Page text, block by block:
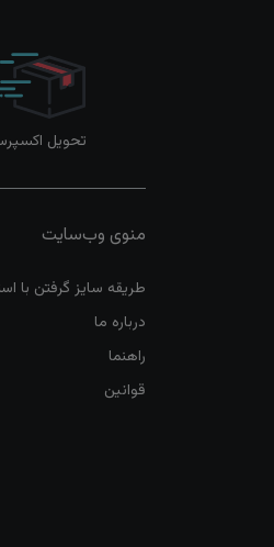
تحویل
منوی وب‌سایت
طریقه سایز گرفتن با
درباره ما
راهنما
قوانین